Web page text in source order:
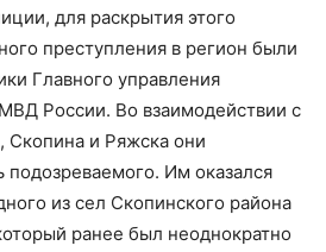
для раскрытия этого
преступления в регион были
Главного управления
России. Во взаимодействии с
Скопина и Ряжска они
подозреваемого. Им оказался
из сел Скопинского района
ранее был неоднократно